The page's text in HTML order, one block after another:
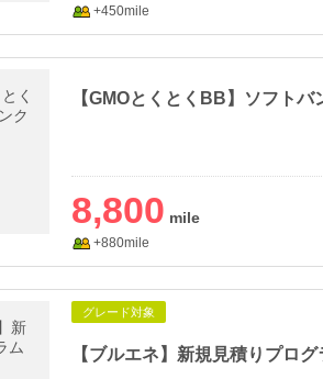
+450mile
【GMOとくとくBB】ソフトバ
8,800
+880mile
グレード対象
【ブルエネ】新規見積りプログ